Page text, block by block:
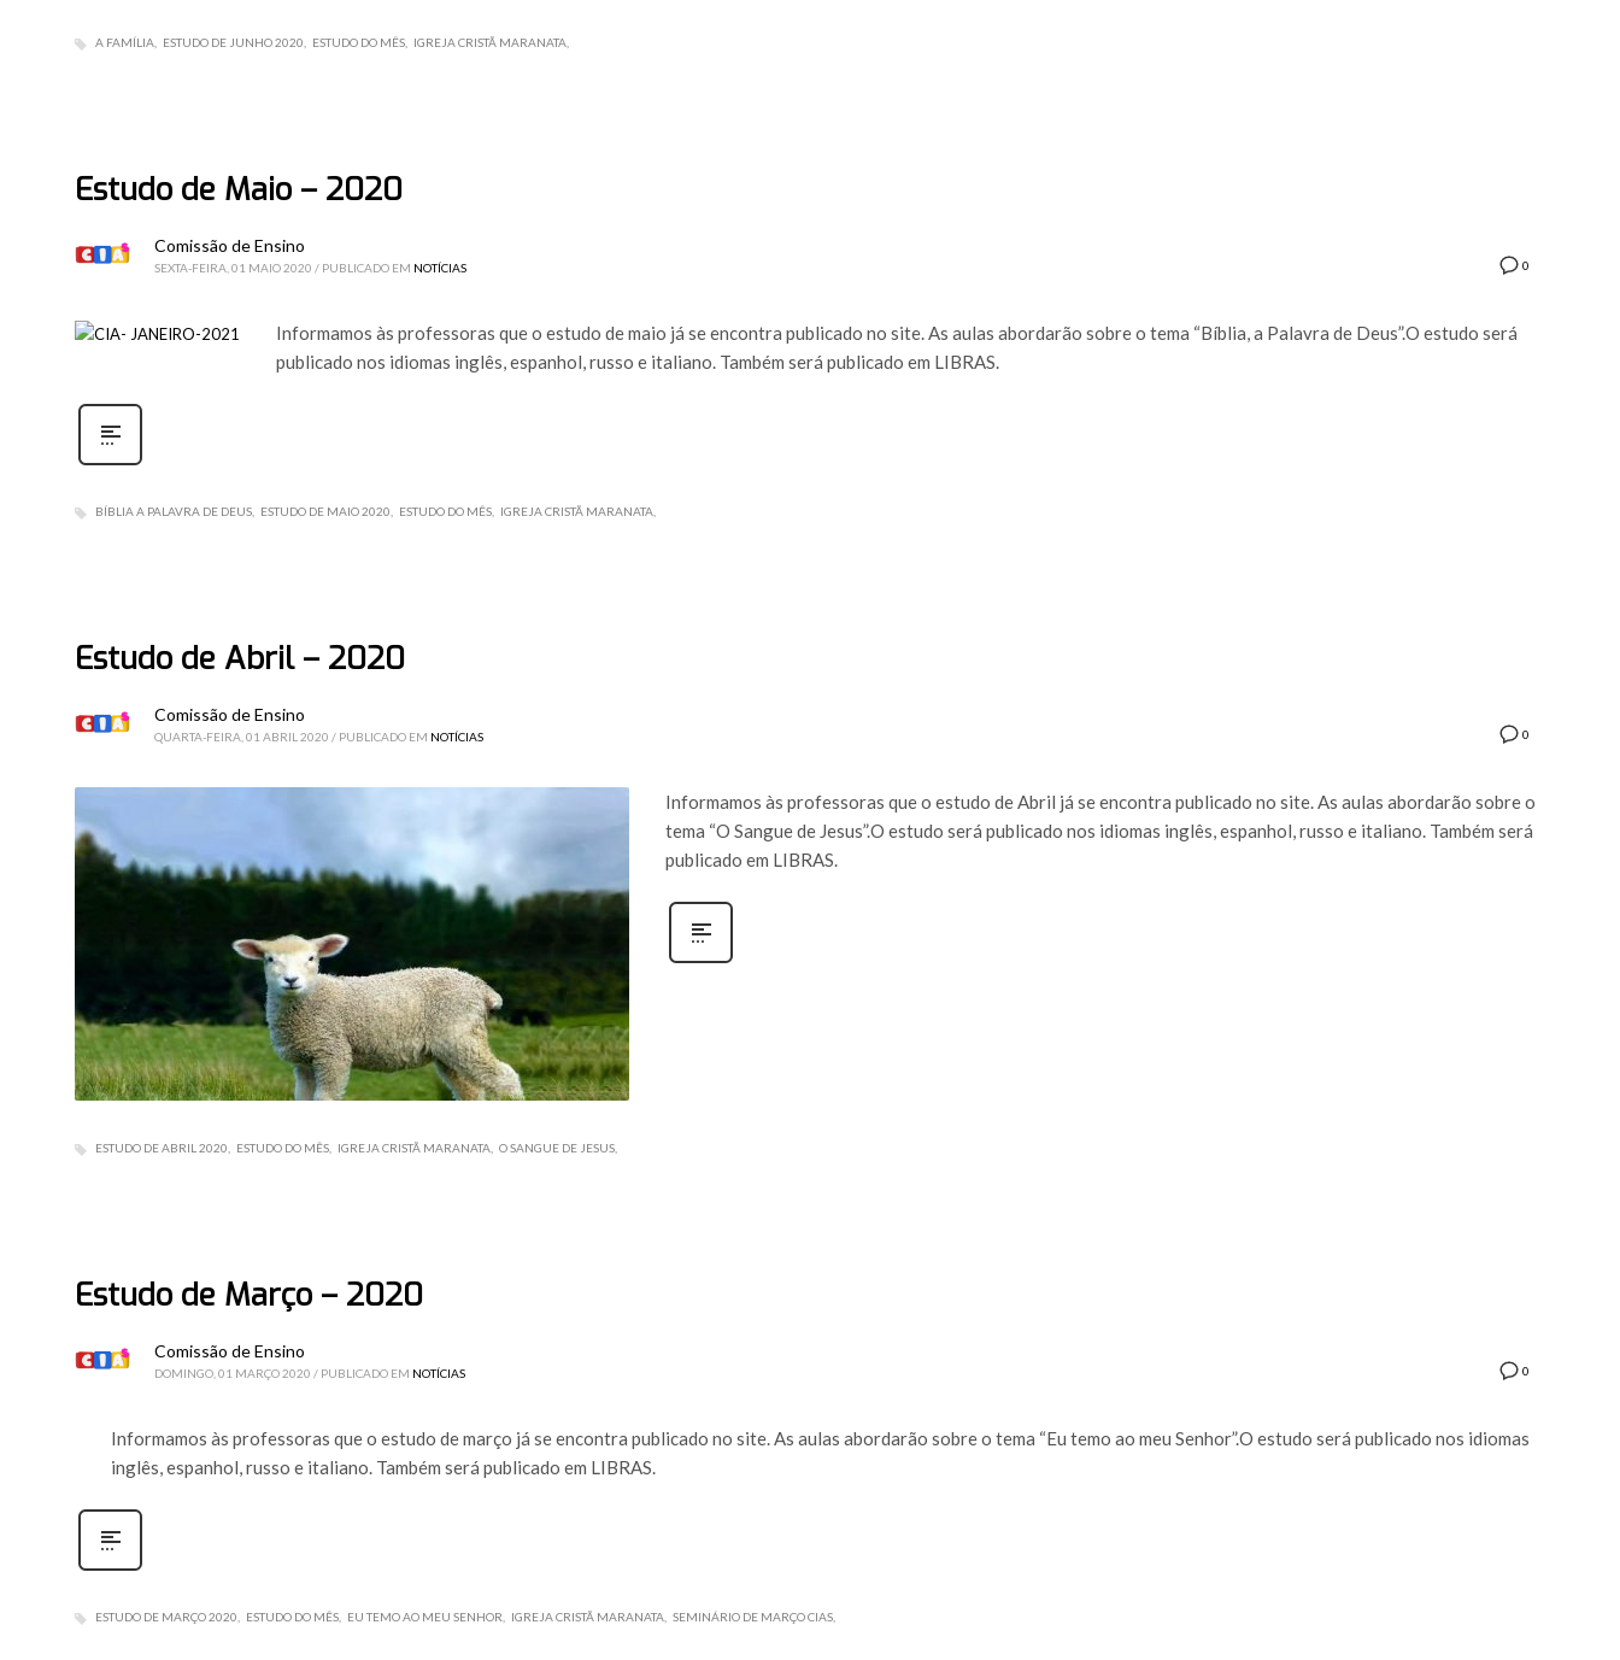
A FAMÍLIA ESTUDO DE JUNHO 2020 ESTUDO DO MÊS IGREJA CRISTÃ MARANATA
Estudo de Maio – 2020
0
Comissão de Ensino
SEXTA-FEIRA, 01 MAIO 2020 / PUBLICADO EM NOTÍCIAS
Informamos às professoras que o estudo de maio já se encontra publicado no site. As aulas abordarão sobre o tema “Bíblia, a Palavra de Deus”.O estudo será
publicado nos idiomas inglês, espanhol, russo e italiano. Também será publicado em LIBRAS.
BÍBLIA A PALAVRA DE DEUS ESTUDO DE MAIO 2020 ESTUDO DO MÊS IGREJA CRISTÃ MARANATA
Estudo de Abril – 2020
0
Comissão de Ensino
QUARTA-FEIRA, 01 ABRIL 2020 / PUBLICADO EM NOTÍCIAS
Informamos às professoras que o estudo de Abril já se encontra publicado no site. As aulas abordarão sobre o
tema “O Sangue de Jesus”.O estudo será publicado nos idiomas inglês, espanhol, russo e italiano. Também será
publicado em LIBRAS.
ESTUDO DE ABRIL 2020 ESTUDO DO MÊS IGREJA CRISTÃ MARANATA O SANGUE DE JESUS
Estudo de Março – 2020
0
Comissão de Ensino
DOMINGO, 01 MARÇO 2020 / PUBLICADO EM NOTÍCIAS
Informamos às professoras que o estudo de março já se encontra publicado no site. As aulas abordarão sobre o tema “Eu temo ao meu Senhor”.O estudo será publicado nos idiomas
inglês, espanhol, russo e italiano. Também será publicado em LIBRAS.
ESTUDO DE MARÇO 2020 ESTUDO DO MÊS EU TEMO AO MEU SENHOR IGREJA CRISTÃ MARANATA SEMINÁRIO DE MARÇO CIAS